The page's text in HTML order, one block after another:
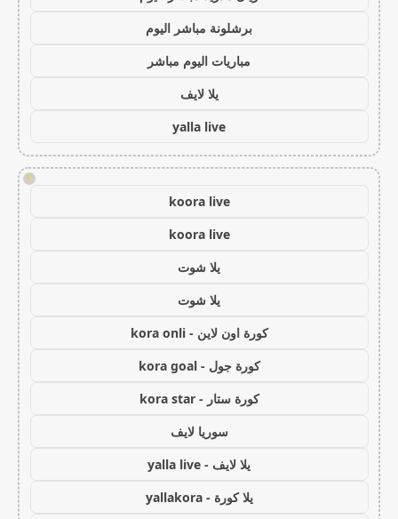
برشلونة مباشر اليوم
مباريات اليوم مباشر
يلا لايف
yalla live
!
koora live
koora live
يلا شوت
يلا شوت
كورة اون لاين - kora onli
كورة جول - kora goal
كورة ستار - kora star
سوريا لايف
يلا لايف - yalla live
يلا كورة - yallakora